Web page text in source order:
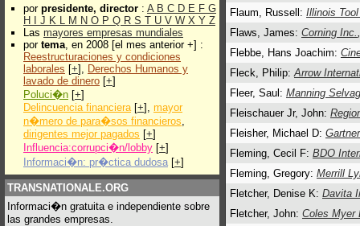
por presidente, director : A B C D E F G
H
J K L M N O P Q R S T U V W X Y Z
Las mayores empresas mundiales
por tema, en 2008 [el mes anterior +] :
Reestructuraciones y condiciones
laborales [+], Derechos Humanos y
lavado de dinero [+]
Poluci�n [+]
Delincuencia financiera[+], mayor
n�mero de para�sos financieros,
dirigentes mejor pagados [+]
Influencia:corrupci�n/lobby [+]
Informaci�n: pr�ctica dudosa [+]
TRANSNATIONALE.ORG
Informaci�n gratuita e independiente sobre
las grandes empresas.
Flaum, Russell: Illinois
Flaws, James: Corning Inc.,
Flebbe, Hans Joachim:
Fleck, Philip:Arrow
Fleer, Saul: Manning
Fleischauer Jr, John:
Fleisher, Michael D:
Fleming, Cecil F: BDO
Fleming, Gregory: Merrill
Fletcher, Denise K: Davita
Fletcher, John: Coles Myer